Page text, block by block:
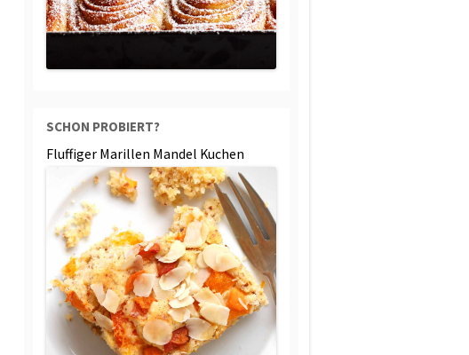
SCHON PROBIERT?
Fluffiger Marillen Mandel Kuchen